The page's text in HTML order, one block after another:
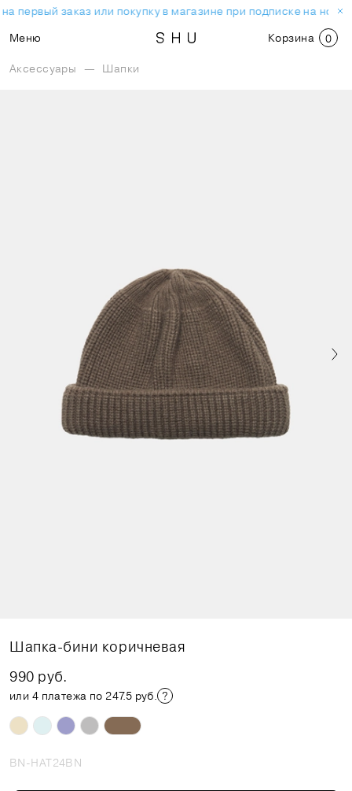
первый заказ или покупку в магазине при подписке на
Меню
Корзина 0
Аксессуары — Шапки
Шапка-бини коричневая
990 руб.
или 4 платежа по 247.5 руб.
BN-HAT24BN